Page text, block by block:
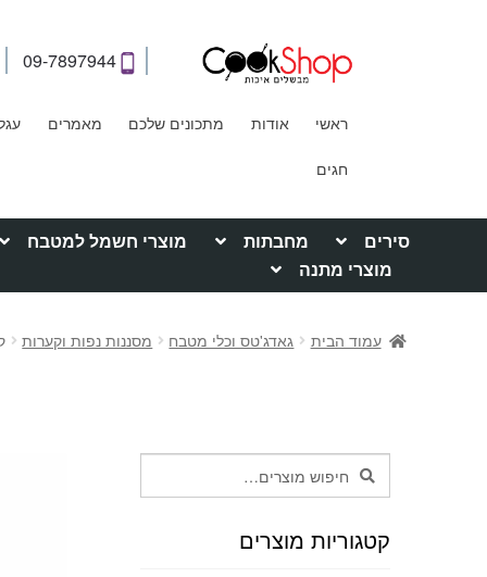
09-7897944
ראשי אודות מתכונים שלכם מאמרים
חגים
סירים מחבתות
מוצרי חשמל למטבח
מוצרי מתנה
עמוד הבית גאדג'טס וכלי מטבח מסננות נפות וקערות
חיפוש
עבור:
חיפוש
קטגוריות מוצרים